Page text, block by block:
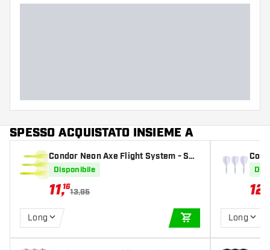
Zona di presa del barrel
Lunghezza del barrel (MM)
SPESSO ACQUISTATO INSIEME A
Condor Neon Axe Flight System - Sm
all Yellow
Disponibile
11,16
13,95
Long
AGGIUNGI AL
12
Long